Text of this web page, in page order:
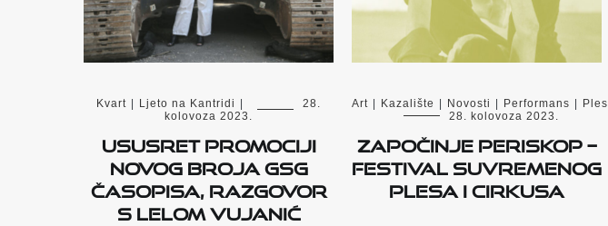
Kvart Ljeto na Kantridi
28.
kolovoza 2023.
Ususret promociji
novog broja GSG
časopisa, razgovor
s Lelom Vujanić
Art Kazalište Novosti Performans
Ples
28. kolovoza 2023.
Započinje PERISKOP –
festival suvremenog
plesa i cirkusa